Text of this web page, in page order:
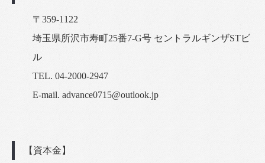
〒359-1122
埼玉県所沢市寿町25番7-G号 セントラルギンザSTビ
ル
TEL. 04-2000-2947
E-mail. advance0715@outlook.jp
【資本金】